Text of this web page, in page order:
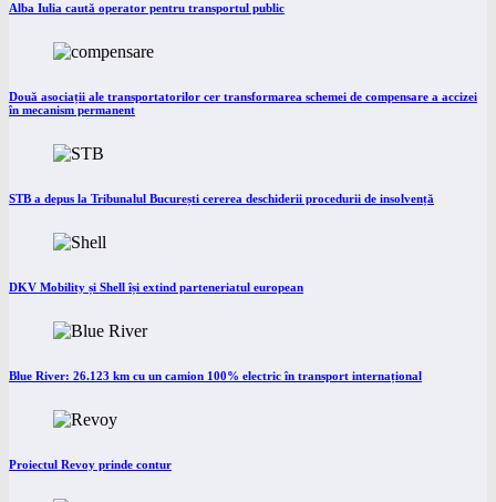
Alba Iulia caută operator pentru transportul public
Două asociații ale transportatorilor cer transformarea schemei de compensare a accizei
în mecanism permanent
STB a depus la Tribunalul București cererea deschiderii procedurii de insolvență
DKV Mobility și Shell își extind parteneriatul european
Blue River: 26.123 km cu un camion 100% electric în transport internațional
Proiectul Revoy prinde contur